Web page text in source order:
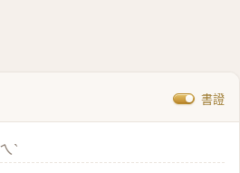
書證
ˋ